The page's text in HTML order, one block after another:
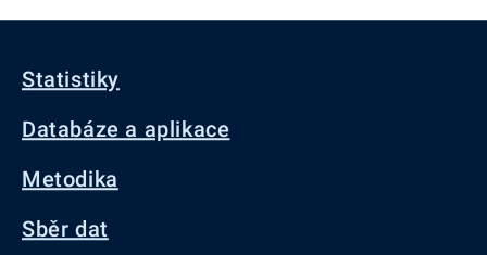
Statistiky
Databáze a aplikace
Metodika
Sběr dat